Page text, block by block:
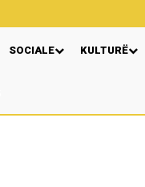
SOCIALE KULTURË